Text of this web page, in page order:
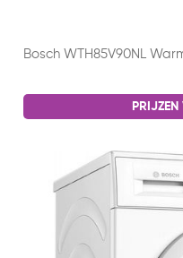
Bosch WTH85V90NL